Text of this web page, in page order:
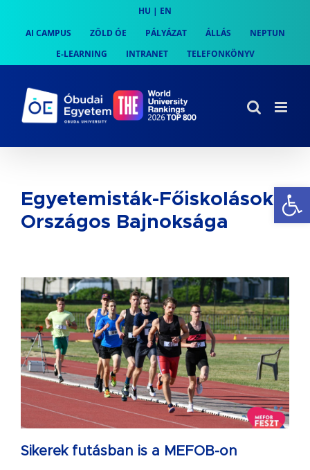
content
HU | EN
AI CAMPUS
ZÖLD ÓE PÁLYÁZAT ÁLLÁS
NEPTUN
E-LEARNING
INTRANET TELEFONKÖNYV
Egyetemisták-Főiskolások
Országos Bajnoksága
Sikerek futásban is a MEFOB-on